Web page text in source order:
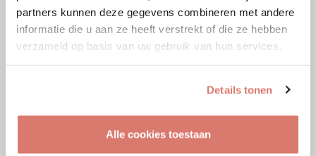
partners kunnen deze gegevens combineren met andere
informatie die u aan ze heeft verstrekt of die ze hebben
verzameld op basis van uw gebruik van hun services.
Details tonen
Alle cookies toestaan
Adoptie06-08-2026
Jumby